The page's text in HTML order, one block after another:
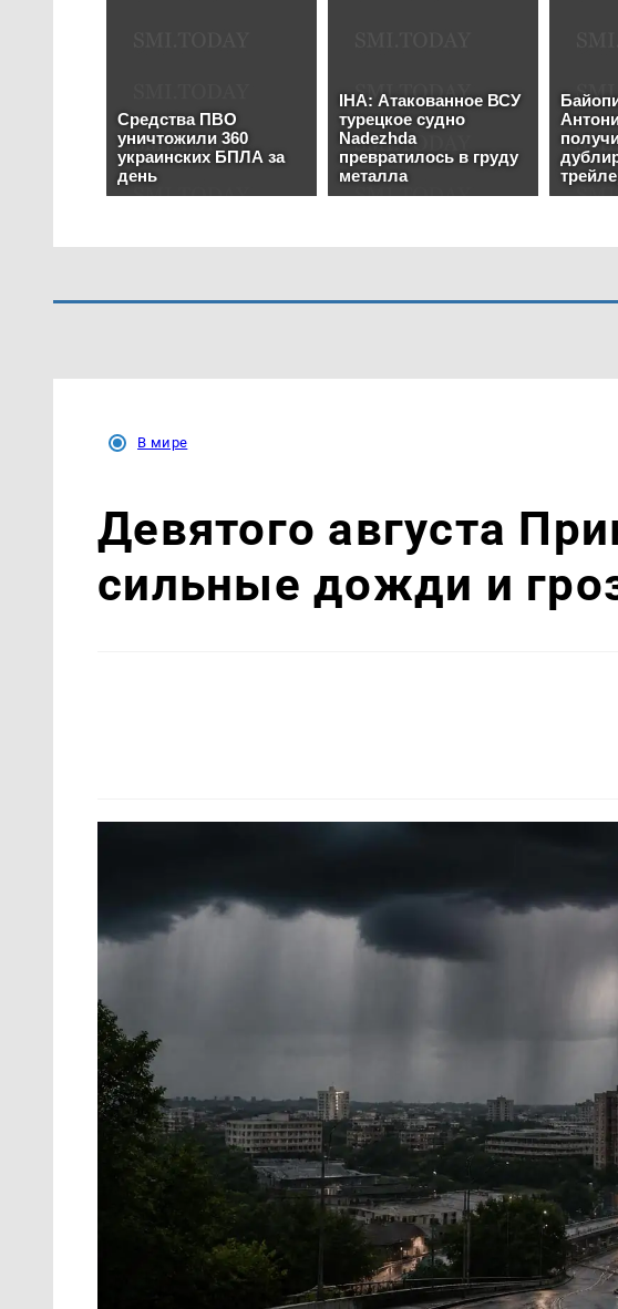
В мире
Девятого августа
сильные дожди и